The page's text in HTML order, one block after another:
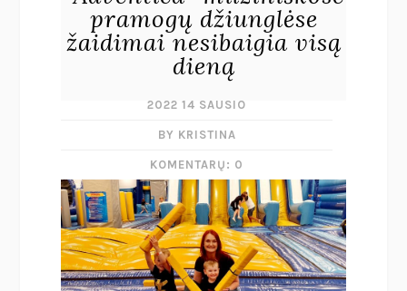
pramogų džiunglėse
žaidimai nesibaigia visą
dieną
2022 14 SAUSIO
BY KRISTINA
KOMENTARŲ: 0